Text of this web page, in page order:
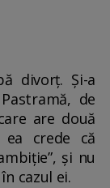
divorț. Și-a
de
are două
ea crede că
și nu
cazul ei.